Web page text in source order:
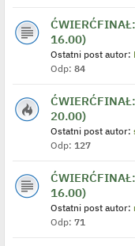
16.00)
Ostatni post autor:
Odp: 84
20.00)
Ostatni post autor:
Odp: 127
16.00)
Ostatni post autor:
Odp: 71